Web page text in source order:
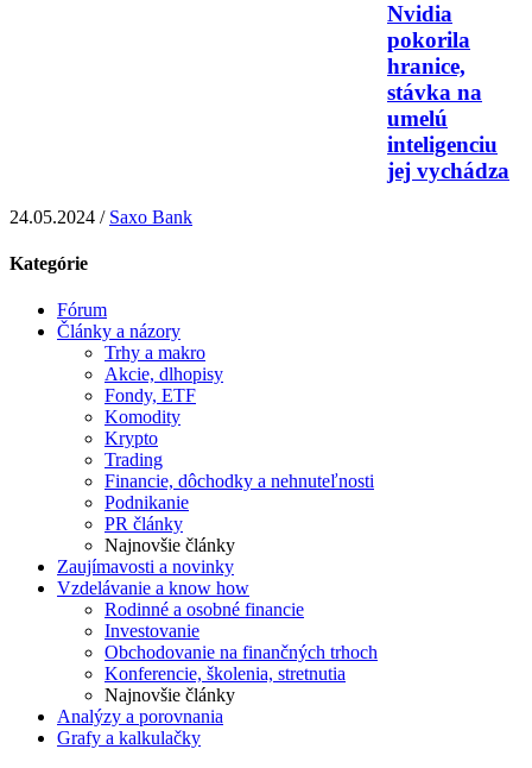
Nvidia
pokorila
hranice,
stávka na
umelú
inteligenciu
jej vychádza
24.05.2024 / Saxo Bank
Kategórie
Fórum
Články a názory
Trhy a makro
Akcie, dlhopisy
Fondy, ETF
Komodity
Krypto
Trading
Financie, dôchodky a nehnuteľnosti
Podnikanie
PR články
Najnovšie články
Zaujímavosti a novinky
Vzdelávanie a know how
Rodinné a osobné financie
Investovanie
Obchodovanie na finančných trhoch
Konferencie, školenia, stretnutia
Najnovšie články
Analýzy a porovnania
Grafy a kalkulačky